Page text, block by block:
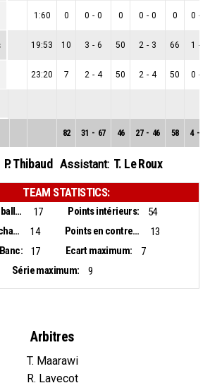
1:60 0 0 - 0 0 0 - 0 0 0 -
19:53 10 3 - 6 50 2 - 3 66 1 -
23:20 7 2 - 4 50 2 - 4 50 0 -
82 31 - 67 46 27 - 46 58 4 -
P. Thibaud Assistant: T. Le Roux
TEAM STATISTICS:
Points après balles perdues: 17 Points intérieurs:
54
Points 2ème chance:
14 Points en contre-attaque:
13
17 Ecart maximum:
7
Série maximum:
9
Arbitres
T. Maarawi
R. Lavecot